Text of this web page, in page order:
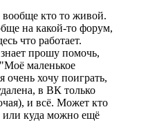
вообще кто то живой.
на какой-то форум,
что работает.
прошу помочь,
маленькое
очень хочу поиграть,
в ВК только
и всё. Может кто
или куда можно ещё